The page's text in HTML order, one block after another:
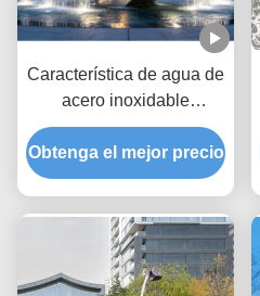
Característica de agua de
acero inoxidable
Escultura de fuente de
jardín al aire libre
personalizada diseñada
paisaje y mejoras del
patio
Obtenga el mejor precio